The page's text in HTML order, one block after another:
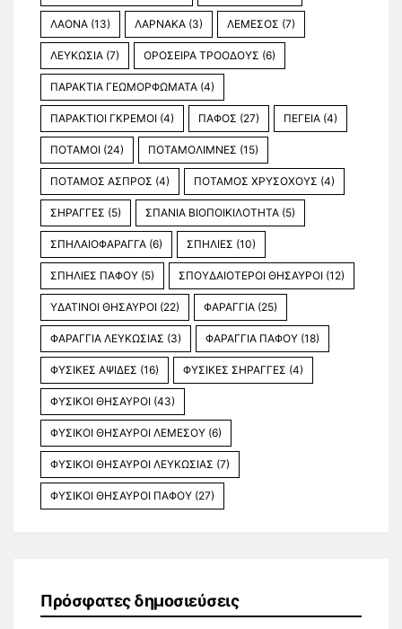
ΛΑΟΝΑ (13) ΛΑΡΝΑΚΑ (3) ΛΕΜΕΣΟΣ (7)
ΛΕΥΚΩΣΙΑ (7) ΟΡΟΣΕΙΡΑ ΤΡΟΟΔΟΥΣ (6)
ΠΑΡΑΚΤΙΑ ΓΕΩΜΟΡΦΩΜΑΤΑ (4)
ΠΑΡΑΚΤΙΟΙ ΓΚΡΕΜΟΙ (4) ΠΑΦΟΣ (27) ΠΕΓΕΙΑ (4)
ΠΟΤΑΜΟΙ (24) ΠΟΤΑΜΟΛΙΜΝΕΣ (15)
ΠΟΤΑΜΟΣ ΑΣΠΡΟΣ (4) ΠΟΤΑΜΟΣ ΧΡΥΣΟΧΟΥΣ (4)
ΣΗΡΑΓΓΕΣ (5) ΣΠΑΝΙΑ ΒΙΟΠΟΙΚΙΛΟΤΗΤΑ (5)
ΣΠΗΛΑΙΟΦΑΡΑΓΓΑ (6) ΣΠΗΛΙΕΣ (10)
ΣΠΗΛΙΕΣ ΠΑΦΟΥ (5) ΣΠΟΥΔΑΙΟΤΕΡΟΙ ΘΗΣΑΥΡΟΙ (12)
ΥΔΑΤΙΝΟΙ ΘΗΣΑΥΡΟΙ (22) ΦΑΡΑΓΓΙΑ (25)
ΦΑΡΑΓΓΙΑ ΛΕΥΚΩΣΙΑΣ (3) ΦΑΡΑΓΓΙΑ ΠΑΦΟΥ (18)
ΦΥΣΙΚΕΣ ΑΨΙΔΕΣ (16) ΦΥΣΙΚΕΣ ΣΗΡΑΓΓΕΣ (4)
ΦΥΣΙΚΟΙ ΘΗΣΑΥΡΟΙ (43)
ΦΥΣΙΚΟΙ ΘΗΣΑΥΡΟΙ ΛΕΜΕΣΟΥ (6)
ΦΥΣΙΚΟΙ ΘΗΣΑΥΡΟΙ ΛΕΥΚΩΣΙΑΣ (7)
ΦΥΣΙΚΟΙ ΘΗΣΑΥΡΟΙ ΠΑΦΟΥ (27)
Πρόσφατες δημοσιεύσεις